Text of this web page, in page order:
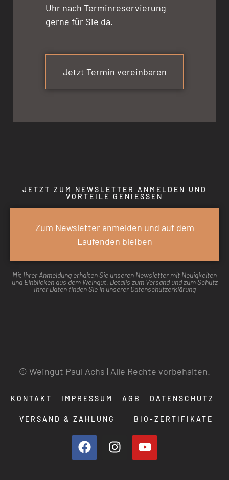
Uhr nach Terminreservierung
gerne für Sie da.
Jetzt Termin vereinbaren
JETZT ZUM NEWSLETTER ANMELDEN UND
VORTEILE GENIESSEN
Zum Newsletter anmelden und auf dem
Laufenden bleiben
Mit Ihrer Anmeldung erhalten Sie unseren Newsletter mit Neuigkeiten
und Einblicken aus dem Weingut. Details zum Versand und zum Schutz
Ihrer Daten finden Sie in unserer Datenschutzerklärung
© Weingut Paul Achs | Alle Rechte vorbehalten.
KONTAKT IMPRESSUM AGB DATENSCHUTZ
VERSAND & ZAHLUNG BIO-ZERTIFIKATE